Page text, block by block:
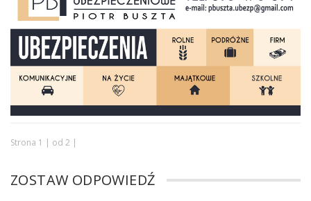
Strona 1 | od 2 |
ZOSTAW ODPOWIEDŹ